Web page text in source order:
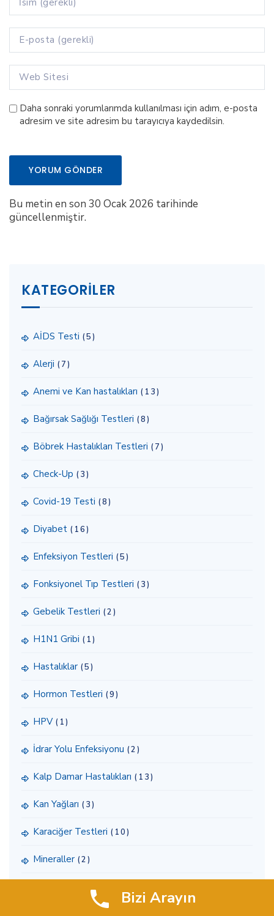
Daha sonraki yorumlarımda kullanılması için adım, e-posta
adresim ve site adresim bu tarayıcıya kaydedilsin.
Bu metin en son 30 Ocak 2026 tarihinde
güncellenmiştir.
KATEGORILER
AİDS Testi (5)
Alerji (7)
Anemi ve Kan hastalıkları (13)
Bağırsak Sağlığı Testleri (8)
Böbrek Hastalıkları Testleri (7)
Check-Up (3)
Covid-19 Testi (8)
Diyabet (16)
Enfeksiyon Testleri (5)
Fonksiyonel Tıp Testleri (3)
Gebelik Testleri (2)
H1N1 Gribi (1)
Hastalıklar (5)
Hormon Testleri (9)
HPV (1)
İdrar Yolu Enfeksiyonu (2)
Kalp Damar Hastalıkları (13)
Kan Yağları (3)
Karaciğer Testleri (10)
Mineraller (2)
Pankreas Testleri
Bizi Arayın